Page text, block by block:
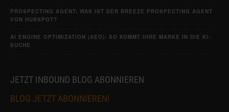
PROSPECTING AGENT: WAS IST DER BREEZE PROSPECTING AGENT
VON HUBSPOT?
AI ENGINE OPTIMIZATION (AEO): SO KOMMT IHRE MARKE IN DIE KI-
SUCHE
JETZT INBOUND BLOG ABONNIEREN
BLOG JETZT ABONNIEREN!